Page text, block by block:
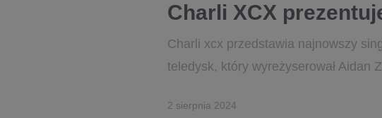
Charli XCX
Charli xcx przedstawia najnowszy
teledysk, który wyreżyserował Aidan
2 sierpnia 2024